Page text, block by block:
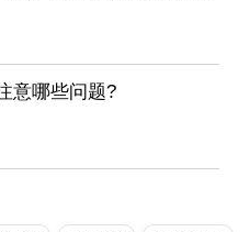
意哪些问题?